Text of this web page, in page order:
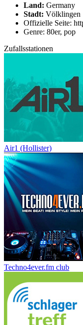
Land: Germany
Stadt: Völklingen
Offizielle Seite:
Genre: 80er, pop
Zufallsstationen
Air1 (Hollister)
Techno4ever.fm club